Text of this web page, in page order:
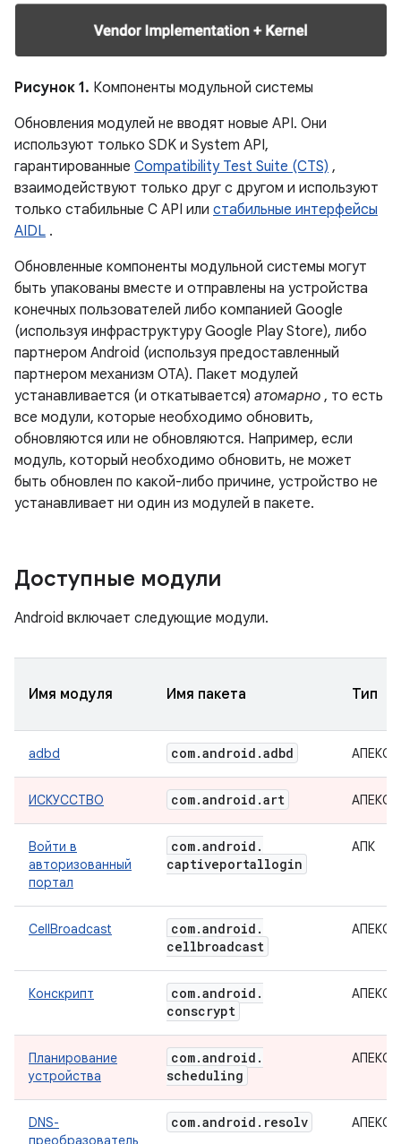
Рисунок 1. Компоненты модульной системы
Обновления модулей не вводят новые API. Они
используют только SDK и System API,
гарантированные Compatibility Test Suite (CTS) ,
взаимодействуют только друг с другом и используют
только стабильные C API или стабильные интерфейсы
AIDL .
Обновленные компоненты модульной системы могут
быть упакованы вместе и отправлены на устройства
конечных пользователей либо компанией Google
(используя инфраструктуру Google Play Store), либо
партнером Android (используя предоставленный
партнером механизм OTA). Пакет модулей
устанавливается (и откатывается) атомарно , то есть
все модули, которые необходимо обновить,
обновляются или не обновляются. Например, если
модуль, который необходимо обновить, не может
быть обновлен по какой-либо причине, устройство не
устанавливает ни один из модулей в пакете.
Доступные модули
Android включает следующие модули.
Имя модуля Имя пакета Тип
adbd com.android .adbd АПЕКС
ИСКУССТВО com.android .art АПЕКС
Войти в
авторизованный
портал
com.android .
captiveportallogin
АПК
CellBroadcast com.android .
cellbroadcast
АПЕКС
Конскрипт com.android .
conscrypt
АПЕКС
Планирование
устройства
com.android .
scheduling
АПЕКС
DNS-
преобразователь
com.android . resolv АПЕКС